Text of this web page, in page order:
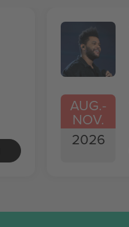
AUG.-
NOV.
2026